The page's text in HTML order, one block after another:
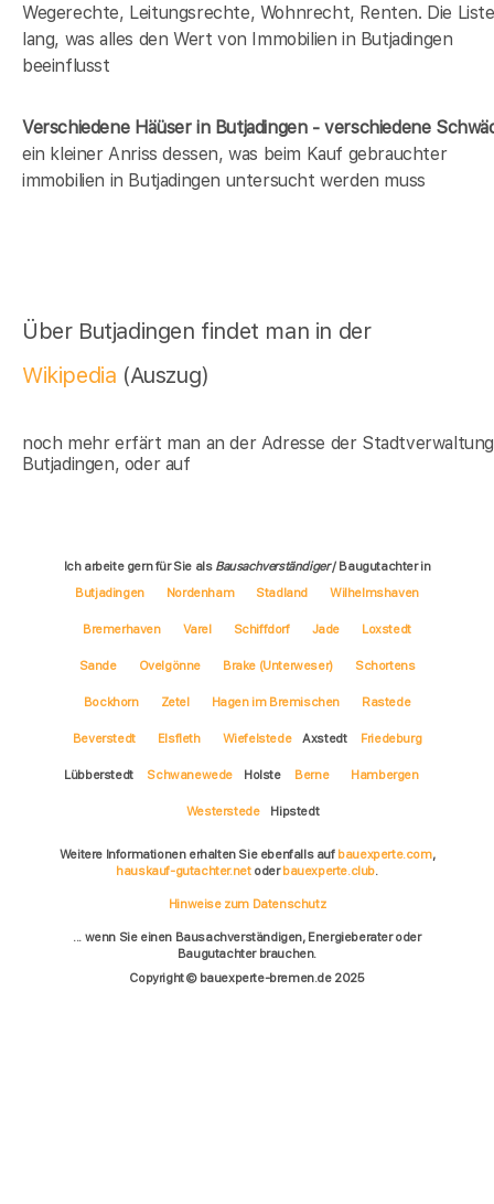
Wegerechte, Leitungsrechte, Wohnrecht, Renten. Die
lang, was alles den Wert von Immobilien in Butjadingen
beeinflusst
Verschiedene Häüser in Butjadingen - verschiedene
ein kleiner Anriss dessen, was beim Kauf gebrauchter
immobilien in Butjadingen untersucht werden muss
Über Butjadingen findet man in der
Wikipedia (Auszug)
noch mehr erfärt man an der Adresse der
Butjadingen, oder auf
Ich arbeite gern für Sie als Bausachverständiger/ Baugutachter in
Butjadingen
Nordenham Stadland Wilhelmshaven
Bremerhaven Varel Schiffdorf Jade Loxstedt
Sande Ovelgönne Brake (Unterweser) Schortens
Bockhorn Zetel Hagen im Bremischen Rastede
Beverstedt Elsfleth Wiefelstede Axstedt Friedeburg
Lübberstedt Schwanewede Holste Berne Hambergen
Westerstede Hipstedt
Weitere Informationen erhalten Sie ebenfalls auf bauexperte.com,
hauskauf-gutachter.netoderbauexperte.club.
Hinweise zum Datenschutz
... wenn Sie einen Bausachverständigen, Energieberater oder
Baugutachter brauchen.
Copyright © bauexperte-bremen.de 2025